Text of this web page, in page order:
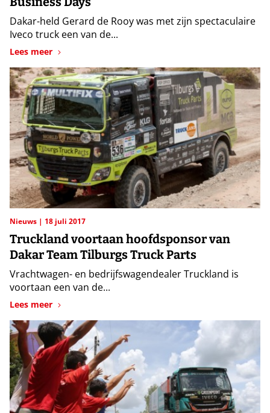
Dakar-held Gerard de Rooy was met zijn spectaculaire
Iveco truck een van de...
Lees meer
Nieuws 18 juli 2017
Truckland voortaan hoofdsponsor van
Dakar Team Tilburgs Truck Parts
Vrachtwagen- en bedrijfswagendealer Truckland is
voortaan een van de...
Lees meer